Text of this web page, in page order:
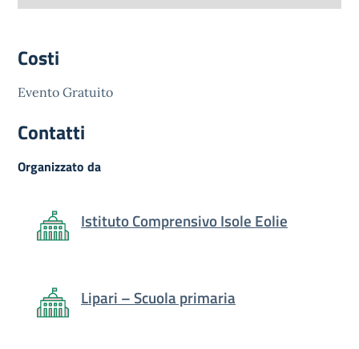
Costi
Evento Gratuito
Contatti
Organizzato da
Istituto Comprensivo Isole Eolie
Lipari – Scuola primaria